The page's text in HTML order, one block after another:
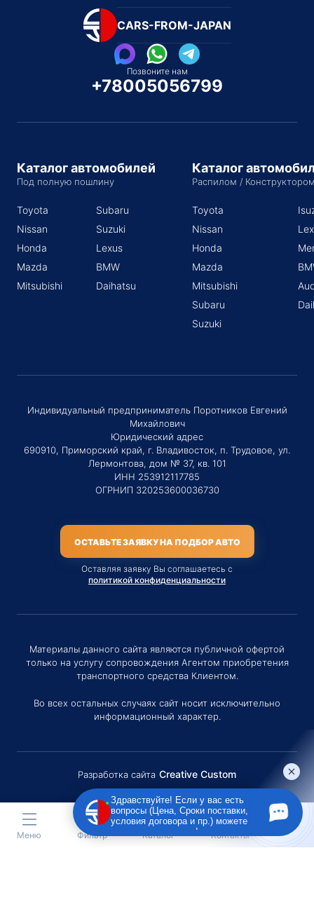
CARS-FROM-JAPAN
Позвоните нам
+78005056799
Каталог автомобилей
Под полную пошлину
Toyota
Nissan
Honda
Mazda
Mitsubishi
Subaru
Suzuki
Lexus
BMW
Daihatsu
Каталог
Распилом /
Toyota
Nissan
Honda
Mazda
Mitsubishi
Subaru
Suzuki
Индивидуальный предприниматель Поротников Евгений
Михайлович
Юридический адрес
690910, Приморский край, г. Владивосток, п. Трудовое, ул.
Лермонтова, дом № 37, кв. 101
ИНН 253912117785
ОГРНИП 320253600036730
ОСТАВЬТЕ ЗАЯВКУ НА ПОДБОР АВТО
Оставляя заявку Вы соглашаетесь с
политикой конфиденциальности
Материалы данного сайта являются публичной офертой
только на услугу сопровождения Агентом приобретения
транспортного средства Клиентом.
Во всех остальных случаях сайт носит исключительно
информационный характер.
Разработка сайта Creative Custom
Меню Фильтр Каталог Контакты
Здравствуйте! Если у вас есть
вопросы (Цена, Сроки поставки,
условия договора и пр.) можете
задать их мне в чат!